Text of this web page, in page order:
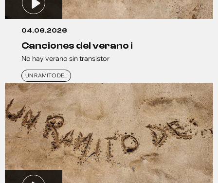
04.06.2026
canciones del verano i
No hay verano sin transistor
UN RAMITO DE...